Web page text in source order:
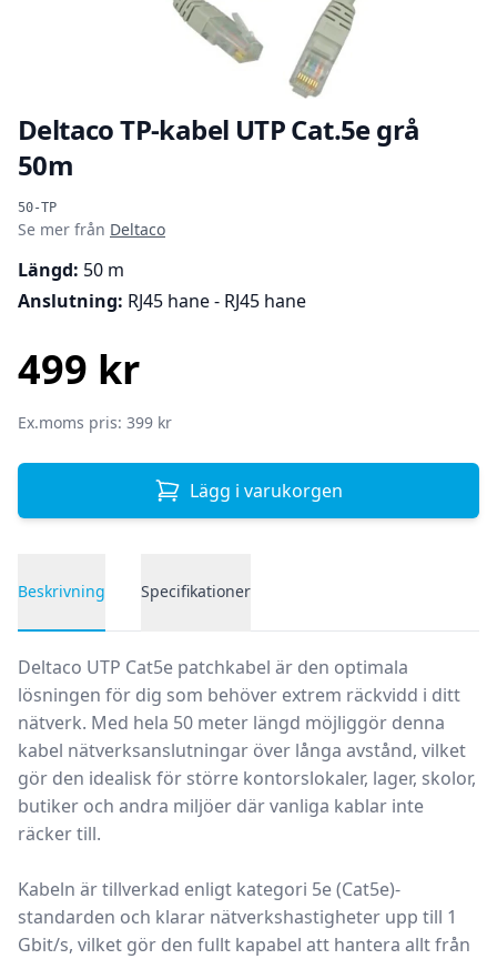
Deltaco TP-kabel UTP Cat.5e grå
50m
50-TP
Produktinformation
Se mer från Deltaco
Längd: 50 m
Anslutning: RJ45 hane - RJ45 hane
499 kr
Ex.moms pris: 399 kr
Lägg i varukorgen
Beskrivning Specifikationer
Deltaco UTP Cat5e patchkabel är den optimala
lösningen för dig som behöver extrem räckvidd i ditt
nätverk. Med hela 50 meter längd möjliggör denna
kabel nätverksanslutningar över långa avstånd, vilket
gör den idealisk för större kontorslokaler, lager, skolor,
butiker och andra miljöer där vanliga kablar inte
räcker till.
Kabeln är tillverkad enligt kategori 5e (Cat5e)-
standarden och klarar nätverkshastigheter upp till 1
Gbit/s, vilket gör den fullt kapabel att hantera allt från